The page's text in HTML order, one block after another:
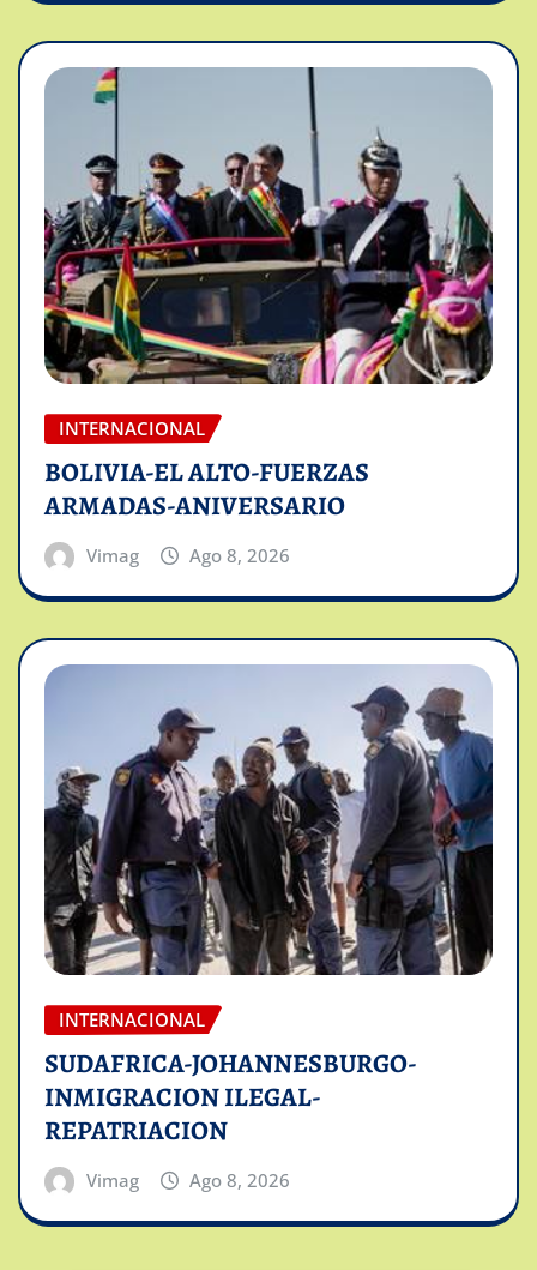
INTERNACIONAL
BOLIVIA-EL ALTO-FUERZAS
ARMADAS-ANIVERSARIO
Vimag Ago 8, 2026
INTERNACIONAL
SUDAFRICA-JOHANNESBURGO-
INMIGRACION ILEGAL-
REPATRIACION
Vimag Ago 8, 2026